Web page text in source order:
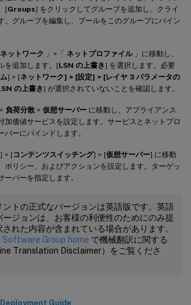
[Groups] をクリックしてグループを追加し、クライ
。グループを編集し、プールをこのグループにバイン
ネットワーク 」>「 ネットプロファイル」に移動し、
を追加します。[LSN の上書き ] を選択します。必要
] > [ネットワーク] > [設定] > [レイヤ 3 パラメータの
の上書き ] が選択されていないことを確認します。
> 負荷分散 > 仮想サーバー に移動し、アプライアンス
加価値サービスを設定します。サービスとネットプロ
バーにバインドします。
] > [ コンテンツスイッチング] > [仮想サーバー] に移動
ポリシー、およびアクションを設定します。ターゲッ
ーバーを指定します。
ントの正式なバージョンは英語版です。英語
ージョンは、お客様の利便性のためにのみ提
れた内容が含まれている場合があります。
Software Group home で機械翻訳に関する
Translation Disclaimer）をご覧くださ
Guide